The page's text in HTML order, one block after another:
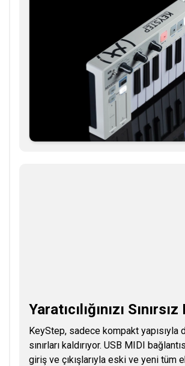
Yaratıcılığınızı
KeyStep, sadece kompakt
sınırları kaldırıyor. USB MIDI
giriş ve çıkışlarıyla eski ve yeni tüm